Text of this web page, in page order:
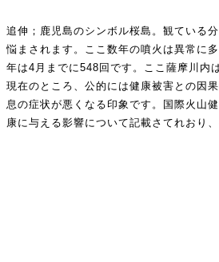
追伸；鹿児島のシンボル桜島。観ている
悩まされます。ここ数年の噴火は異常に
年は4月までに548回です。ここ薩摩川内
現在のところ、公的には健康被害との因
息の症状が悪くなる印象です。国際火山
康に与える影響について記載さてれおり